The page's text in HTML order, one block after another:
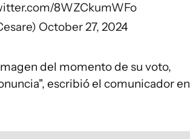
8WZCkumWFo
October 27, 2024
del momento de su voto,
escribió el comunicador en